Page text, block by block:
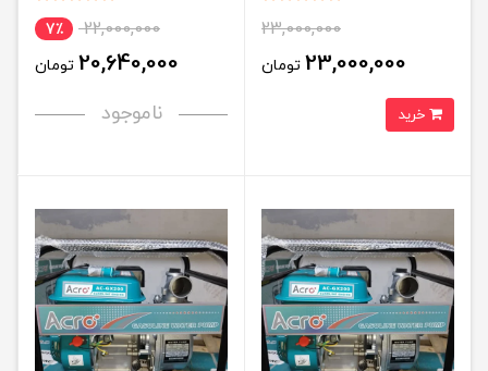
23,000,000
23,000,000 تومان
22,000,000 7٪
20,640,000 تومان
ناموجود